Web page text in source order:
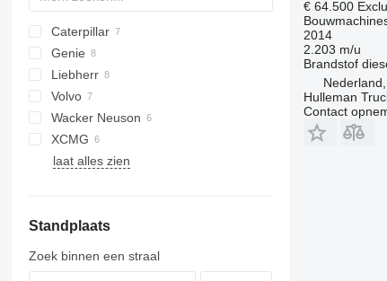
FlexiROC
Caterpillar
320
323
325
336
950
CS
DX
MHL
Genie
GS
S series
Z series
HT
ZW
ZX
660
4069
E-series
T-series
Liebherr
LH
PR
R-series
M series
818
Volvo
EC
ECR
L-series
Wacker Neuson
1404
ET
W-series
XCMG
XE
laat alles zien
Standplaats
Zoek binnen een straal
€ 64.500
2014
2.203 m/u
Brandstof
Hulleman
Contact